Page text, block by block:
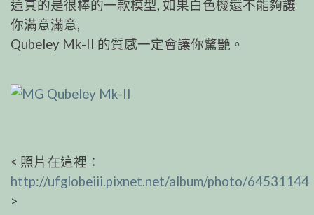
這真的是很棒的一款模型, 如果白色機還不能夠讓
你滿意滿意,
Qubeley Mk-II 的質感一定會讓你驚艷。
< 照片在這裡：
http://ufglobeiii.pixnet.net/album/photo/64531144
>